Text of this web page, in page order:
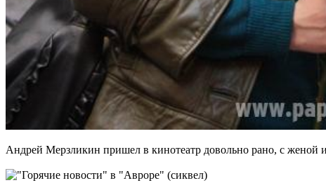
Андрей Мерзликин пришел в кинотеатр довольно рано, с женой